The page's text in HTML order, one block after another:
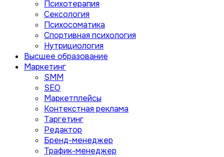
Психотерапия
Сексология
Психосоматика
Спортивная психология
Нутрициология
Высшее образование
Маркетинг
SMM
SEO
Маркетплейсы
Контекстная реклама
Таргетинг
Редактор
Бренд-менеджер
Трафик-менеджер